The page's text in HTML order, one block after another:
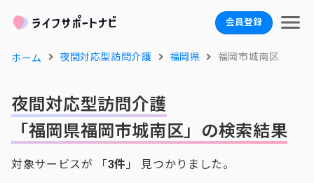
会員登録
ホーム 夜間対応型訪問介護 福岡県 福岡市城南区
夜間対応型訪問介護
「福岡県福岡市城南区」の検索結果
対象サービスが 「3件 」 見つかりました。